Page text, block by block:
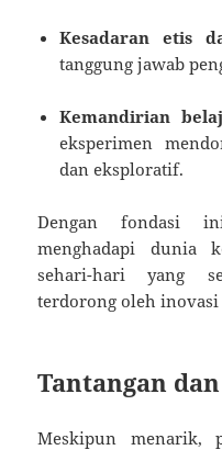
Kesadaran etis
tanggung jawab
Kemandirian
eksperimen
dan eksploratif.
Dengan fondasi
menghadapi dunia
sehari-hari yang
terdorong oleh
Tantangan
Meskipun menarik,